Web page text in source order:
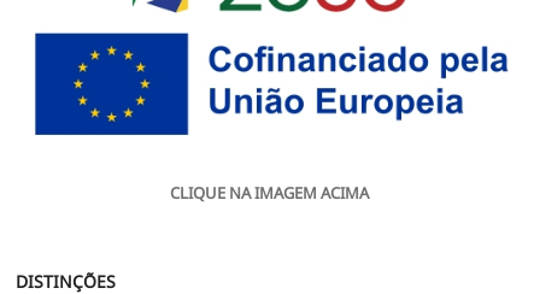
CLIQUE NA IMAGEM ACIMA
DISTINÇÕES